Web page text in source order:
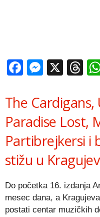
Facebook
X
The
Paradise Lost,
Partibrejkersi i
stižu u
Do početka 16. izdanja
mesec dana, a
postati centar muzičkih